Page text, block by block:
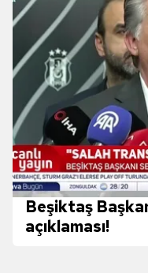
kılınması ve
reklam/pazarlama
sınırlı olarak açık
Çerezlere ilişkin
vasıtasıyla
için Ayarlar butonuna
Metnimiziziyaret
6698 sayılı Kişisel
hazırlanmış
ilgili mevzuata uygun
almak için lütfen
Beşiktaş
açıklaması!